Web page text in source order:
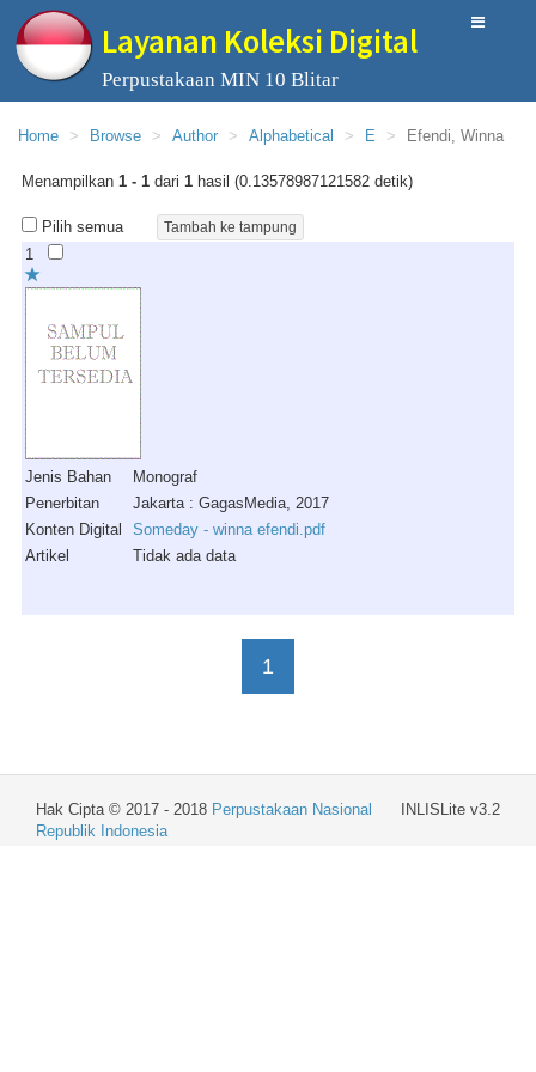
Layanan Koleksi Digital
Perpustakaan MIN 10 Blitar
Home Browse Author Alphabetical E Efendi, Winna
Menampilkan 1 - 1 dari 1 hasil (0.13578987121582 detik)
Pilih semua
1
Jenis Bahan
Monograf
Penerbitan
Jakarta : GagasMedia, 2017
Konten Digital
Someday - winna efendi.pdf
Artikel
Tidak ada data
1
INLISLite v3.2
Hak Cipta © 2017 - 2018 Perpustakaan Nasional
Republik Indonesia